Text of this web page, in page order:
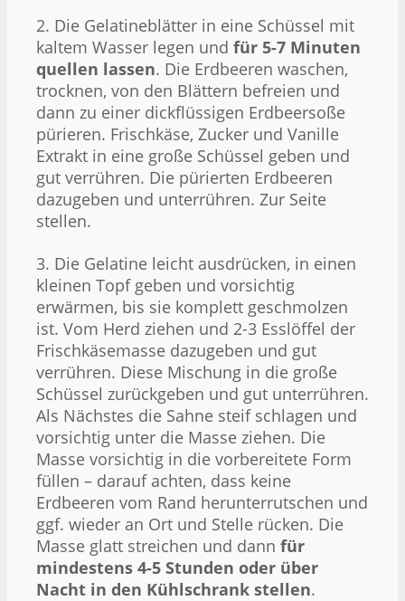
2. Die Gelatineblätter in eine Schüssel mit
kaltem Wasser legen und für 5-7 Minuten
quellen lassen. Die Erdbeeren waschen,
trocknen, von den Blättern befreien und
dann zu einer dickflüssigen Erdbeersoße
pürieren. Frischkäse, Zucker und Vanille
Extrakt in eine große Schüssel geben und
gut verrühren. Die pürierten Erdbeeren
dazugeben und unterrühren. Zur Seite
stellen.
3. Die Gelatine leicht ausdrücken, in einen
kleinen Topf geben und vorsichtig
erwärmen, bis sie komplett geschmolzen
ist. Vom Herd ziehen und 2-3 Esslöffel der
Frischkäsemasse dazugeben und gut
verrühren. Diese Mischung in die große
Schüssel zurückgeben und gut unterrühren.
Als Nächstes die Sahne steif schlagen und
vorsichtig unter die Masse ziehen. Die
Masse vorsichtig in die vorbereitete Form
füllen – darauf achten, dass keine
Erdbeeren vom Rand herunterrutschen und
ggf. wieder an Ort und Stelle rücken. Die
Masse glatt streichen und dann für
mindestens 4-5 Stunden oder über
Nacht in den Kühlschrank stellen.